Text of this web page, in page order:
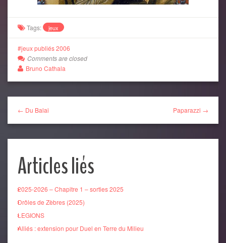
Tags: jeux
jeux publiés 2006
Comments are closed
Bruno Cathala
← Du Balai Paparazzi →
Articles liés
2025-2026 – Chapitre 1 – sorties 2025
Drôles de Zèbres (2025)
LEGIONS
Alliés : extension pour Duel en Terre du Milieu